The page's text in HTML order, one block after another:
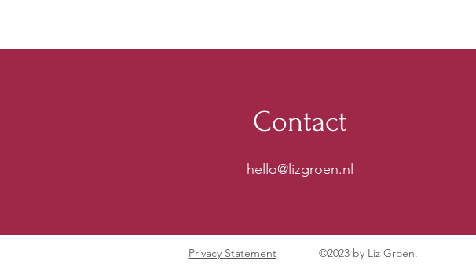
Contact
hello@lizgroen.nl
Privacy Statement ©2023 by Liz Groen.